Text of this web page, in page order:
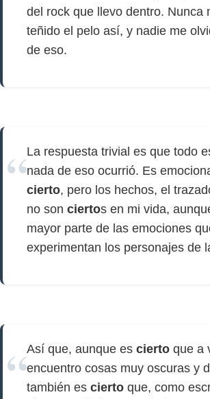
del rock que llevo dentro. Nunca
teñido el pelo así, y nadie me
de eso.
La respuesta trivial es que todo
nada de eso ocurrió. Es
cierto, pero los hechos, el
no son ciertos en mi vida,
mayor parte de las emociones
experimentan los personajes de
Así que, aunque es cierto que a
encuentro cosas muy oscuras y
también es cierto que, como